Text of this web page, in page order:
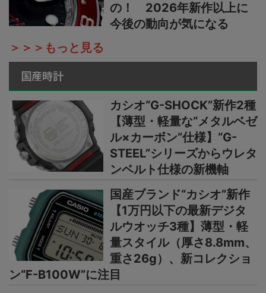
の！ 2026年新作以上に
今後の動向が気になる
＞＞＞もっと見る
国産時計
カシオ“G-SHOCK”新作2種
【薄型・軽量な“メタルベゼ
ル×カーボン”仕様】“G-
STEEL”シリーズからウレタ
ンベルト仕様の新機軸
国産ブランド“カシオ”新作
【1万円以下の最新デジタ
ルウオッチ3種】薄型・軽
量スタイル（厚さ8.8mm、
重さ26g）、新コレクショ
ン“F-B100W”に注目